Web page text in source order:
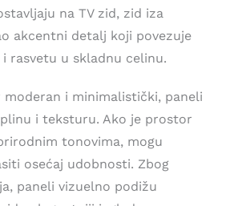
na TV zid, zid iza
akcentni detalj koji povezuje
rasvetu u skladnu celinu.
i minimalistički, paneli
i teksturu. Ako je prostor
tonovima, mogu
osećaj udobnosti. Zbog
paneli vizuelno podižu